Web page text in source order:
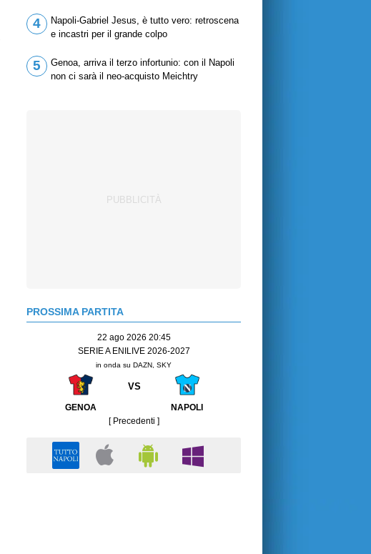
4
Napoli-Gabriel Jesus, è tutto vero: retroscena
e incastri per il grande colpo
5
Genoa, arriva il terzo infortunio: con il Napoli
non ci sarà il neo-acquisto Meichtry
PROSSIMA PARTITA
22 ago 2026 20:45
SERIE A ENILIVE 2026-2027
in onda su DAZN, SKY
VS
GENOA
NAPOLI
[ Precedenti ]